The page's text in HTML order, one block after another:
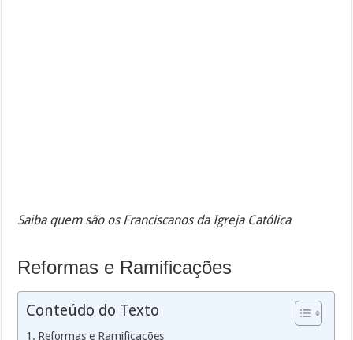
Saiba quem são os Franciscanos da Igreja Católica
Reformas e Ramificações
Conteúdo do Texto
Reformas e Ramificações